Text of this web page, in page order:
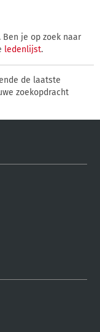
je op zoek naar
ledenlijst.
de laatste
zoekopdracht